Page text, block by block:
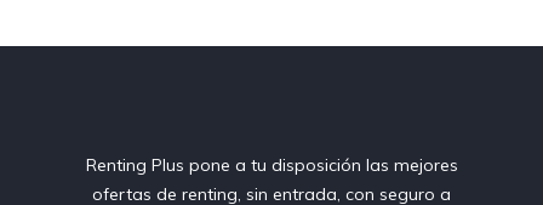
Renting Plus pone a tu disposición las mejores
ofertas de renting, sin entrada, con seguro a